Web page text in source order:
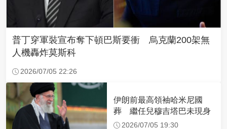
普丁穿軍裝宣布奪下頓巴斯要衝 烏克蘭200架無
人機轟炸莫斯科
2026/07/05 22:26
伊朗前最高領袖哈米尼國
葬 繼任兒穆吉塔巴未現身
2026/07/05 19:30